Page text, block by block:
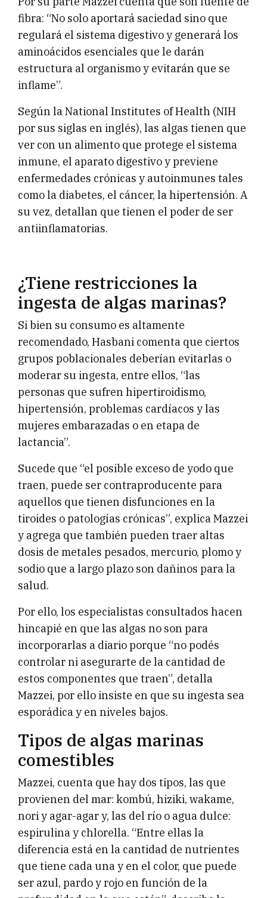
fibra: “No solo aportará saciedad sino que
regulará el sistema digestivo y generará los
aminoácidos esenciales que le darán
estructura al organismo y evitarán que se
inflame”.
Según la National Institutes of Health (NIH
por sus siglas en inglés), las algas tienen que
ver con un alimento que protege el sistema
inmune, el aparato digestivo y previene
enfermedades crónicas y autoinmunes tales
como la diabetes, el cáncer, la hipertensión. A
su vez, detallan que tienen el poder de ser
antiinflamatorias.
¿Tiene restricciones la
ingesta de algas marinas?
Si bien su consumo es altamente
recomendado, Hasbani comenta que ciertos
grupos poblacionales deberían evitarlas o
moderar su ingesta, entre ellos, “las
personas que sufren hipertiroidismo,
hipertensión, problemas cardíacos y las
mujeres embarazadas o en etapa de
lactancia”.
Sucede que “el posible exceso de yodo que
traen, puede ser contraproducente para
aquellos que tienen disfunciones en la
tiroides o patologías crónicas”, explica Mazzei
y agrega que también pueden traer altas
dosis de metales pesados, mercurio, plomo y
sodio que a largo plazo son dañinos para la
salud.
Por ello, los especialistas consultados hacen
hincapié en que las algas no son para
incorporarlas a diario porque “no podés
controlar ni asegurarte de la cantidad de
estos componentes que traen”, detalla
Mazzei, por ello insiste en que su ingesta sea
esporádica y en niveles bajos.
Tipos de algas marinas
comestibles
Mazzei, cuenta que hay dos tipos, las que
provienen del mar: kombú, hiziki, wakame,
nori y agar-agar y, las del río o agua dulce:
espirulina y chlorella. “Entre ellas la
diferencia está en la cantidad de nutrientes
que tiene cada una y en el color, que puede
ser azul, pardo y rojo en función de la